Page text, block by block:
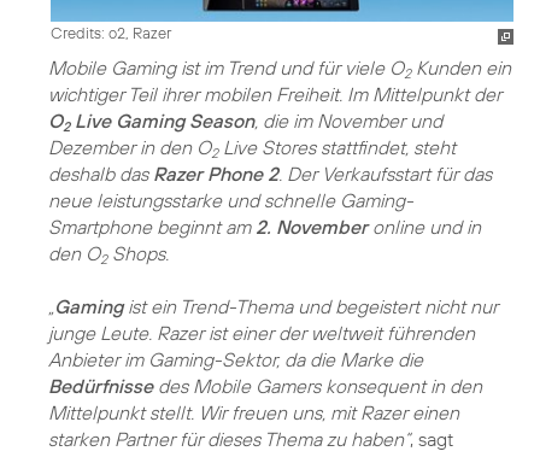
Credits: o2, Razer
Mobile Gaming ist im Trend und für viele O2Kunden ein
wichtiger Teil ihrer mobilen Freiheit. Im Mittelpunkt der
O2Live Gaming Season, die im November und
Dezember in den O2Live Stores stattfindet, steht
deshalb das Razer Phone 2. Der Verkaufsstart für das
neue leistungsstarke und schnelle Gaming-
Smartphone beginnt am 2. Novemberonline und in
den O2Shops.
Gamingist ein Trend-Thema und begeistert nicht nur
junge Leute. Razer ist einer der weltweit führenden
Anbieter im Gaming-Sektor, da die Marke die
Bedürfnisse des Mobile Gamers konsequent in den
Mittelpunkt stellt. Wir freuen uns, mit Razer einen
starken Partner für dieses Thema zu haben“, sagt